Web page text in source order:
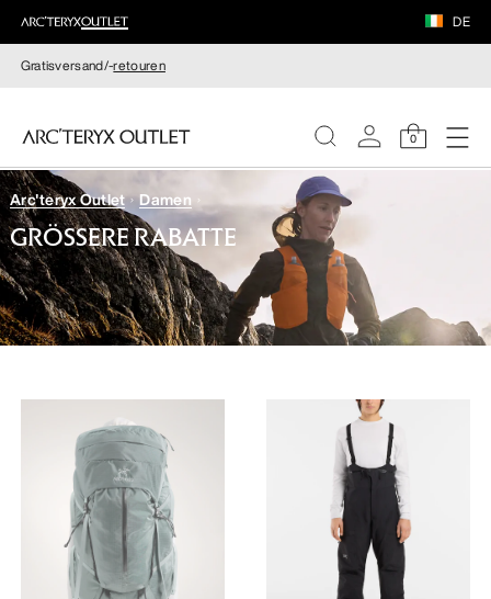
DE
Gratisversand/-retouren
0
DAMEN
HERREN
Arc'teryx Outlet Damen
GRÖSSERE RABATTE